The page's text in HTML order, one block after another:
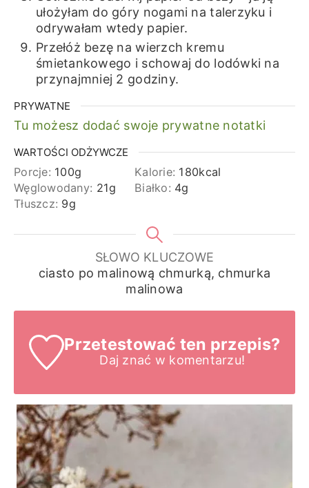
ułożyłam do góry nogami na talerzyku i
odrywałam wtedy papier.
Przełóż bezę na wierzch kremu
śmietankowego i schowaj do lodówki na
przynajmniej 2 godziny.
PRYWATNE
Tu możesz dodać swoje prywatne notatki
WARTOŚCI ODŻYWCZE
Porcje: 100g Kalorie: 180kcal
Węglowodany: 21g Białko: 4g
Tłuszcz: 9g
SŁOWO KLUCZOWE
ciasto po malinową chmurką, chmurka
malinowa
Przetestować ten przepis?
Daj znać w komentarzu!